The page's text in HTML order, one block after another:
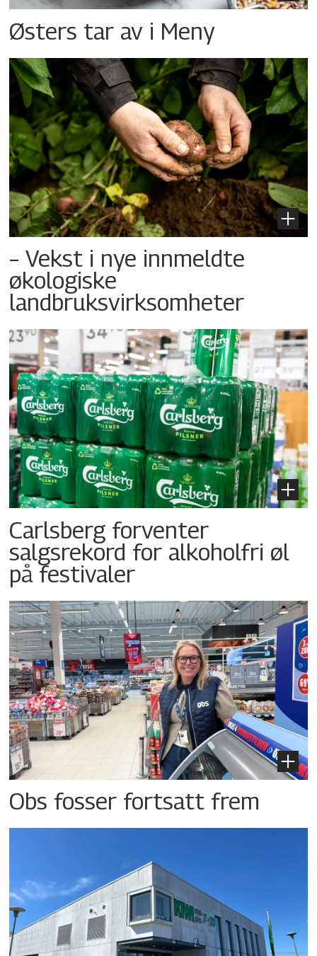
Østers tar av i Meny
– Vekst i nye innmeldte
økologiske
landbruksvirksomheter
Carlsberg forventer
salgsrekord for alkoholfri øl
på festivaler
Obs fosser fortsatt frem